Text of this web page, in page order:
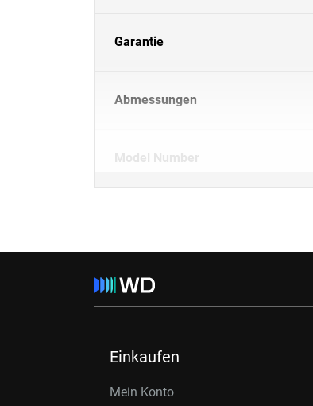
Garantie
Abmessungen
Model Number
Einkaufen
Mein Konto